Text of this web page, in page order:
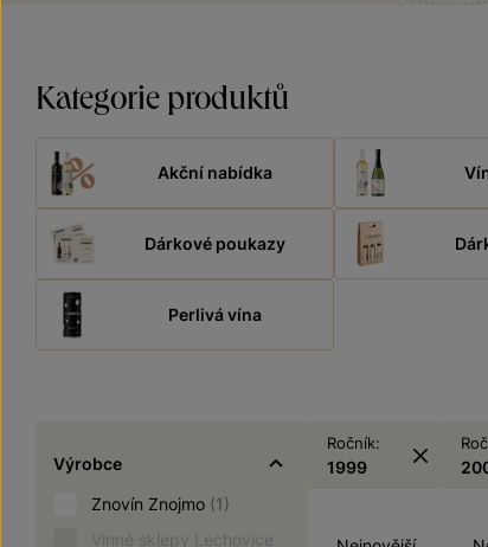
Kategorie produktů
Akční nabídka
Dárkové poukazy
Perlivá vína
Výrobce
Znovín Znojmo (1)
Vinné sklepy Lechovice
Ročník:
1999